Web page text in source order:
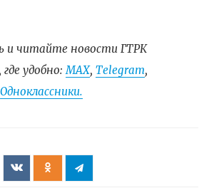
и читайте новости ГТРК
удобно:МАХ, Telegram,
Одноклассники.